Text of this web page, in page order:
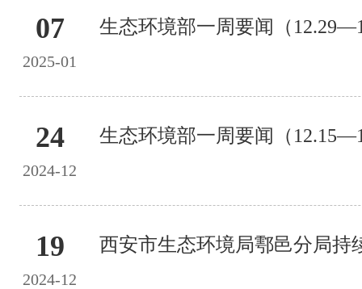
07
2025-01
生态环境部一周要闻（
24
2024-12
生态环境部一周要闻（
19
2024-12